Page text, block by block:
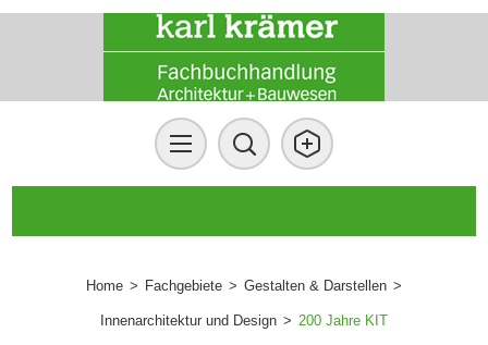
Home > Fachgebiete > Gestalten & Darstellen >
Innenarchitektur und Design > 200 Jahre KIT